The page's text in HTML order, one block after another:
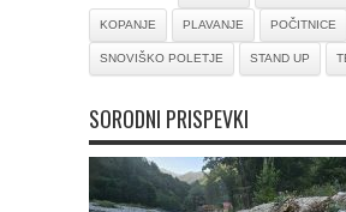
KOPANJE PLAVANJE POČITNICE
SNOVIŠKO POLETJE STAND UP
SORODNI PRISPEVKI